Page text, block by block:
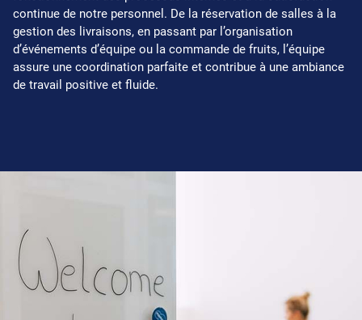
continue de notre personnel. De la réservation de salles à la
gestion des livraisons, en passant par l’organisation
d’événements d’équipe ou la commande de fruits, l’équipe
assure une coordination parfaite et contribue à une ambiance
de travail positive et fluide.